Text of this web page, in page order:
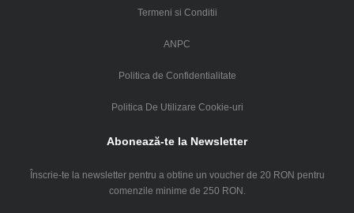
Termeni si Conditii
ANPC
Politica de Confidentialitate
Politica De Utilizare Cookie-uri
Abonează-te la Newsletter
Înscrie-te la newsletter pentru a obtine un voucher de 20 RON pentru
comenzile minime de 250 RON.